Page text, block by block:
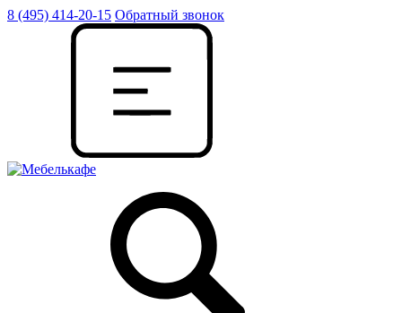
8 (495) 414-20-15 Обратный звонок